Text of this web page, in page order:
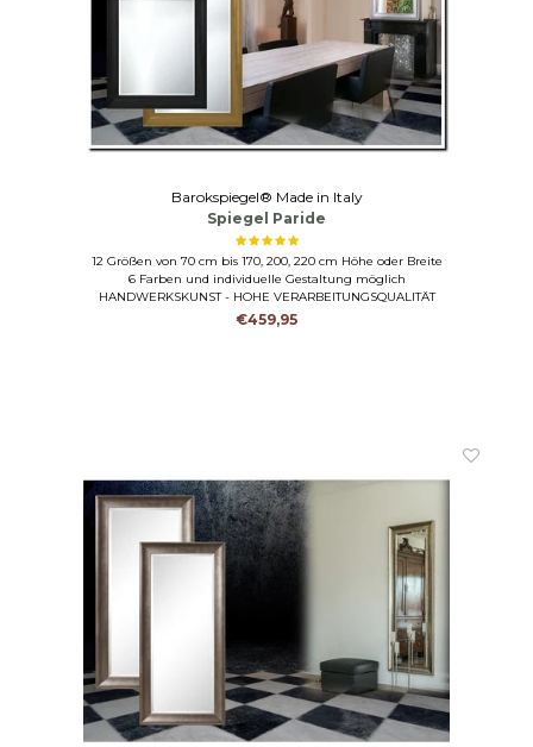
Barokspiegel® Made in Italy
Spiegel Paride
12 Größen von 70 cm bis 170, 200, 220 cm Höhe oder Breite
6 Farben und individuelle Gestaltung möglich
HANDWERKSKUNST - HOHE VERARBEITUNGSQUALITÄT
€459,95